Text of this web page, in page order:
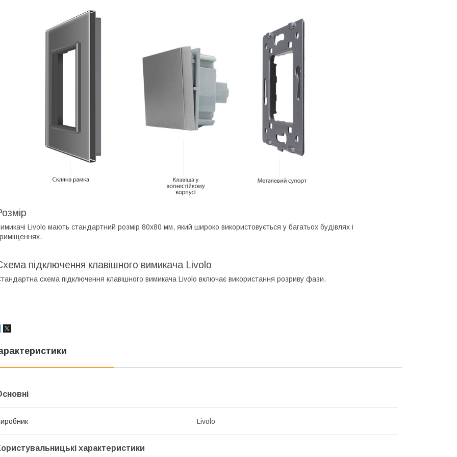
Livolo мають стандартний розмір 80х80 мм, який широко використовується у багатьох будівлях і
підключення клавішного вимикача Livolo
схема підключення клавішного вимикача Livolo включає використання розриву фази.
Livolo
характеристики